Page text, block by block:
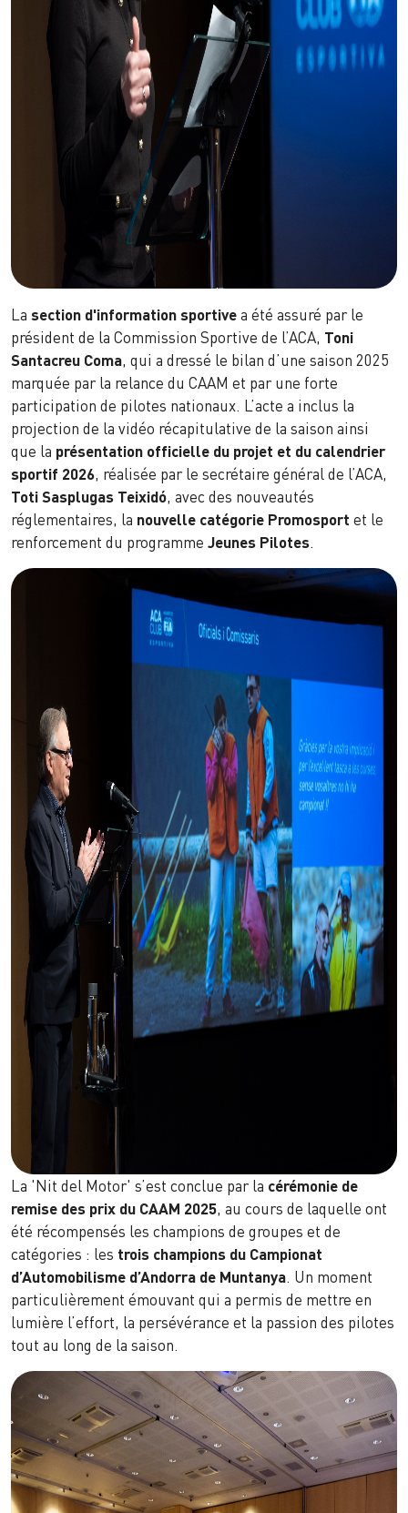
La section d'information sportivea été assuré par le
président de la Commission Sportive de l’ACA, Toni
Santacreu Coma, qui a dressé le bilan d’une saison 2025
marquée par la relance du CAAM et par une forte
participation de pilotes nationaux. L’acte a inclus la
projection de la vidéo récapitulative de la saison ainsi
que la présentation officielle du projet et du calendrier
sportif 2026, réalisée par le secrétaire général de l’ACA,
Toti Sasplugas Teixidó, avec des nouveautés
réglementaires, la nouvelle catégorie Promosport et le
renforcement du programme Jeunes Pilotes.
La 'Nit del Motor' s’est conclue par la cérémonie de
remise des prix du CAAM 2025, au cours de laquelle ont
été récompensés les champions de groupes et de
catégories : les trois champions du Campionat
d’Automobilisme d’Andorra de Muntanya. Un moment
particulièrement émouvant qui a permis de mettre en
lumière l’effort, la persévérance et la passion des pilotes
tout au long de la saison.